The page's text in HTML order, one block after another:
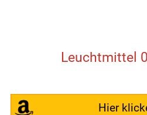
Leuchtmittel
Hier